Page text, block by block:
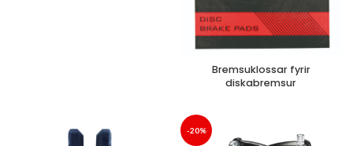
Bremsuklossar fyrir
diskabremsur
-20%